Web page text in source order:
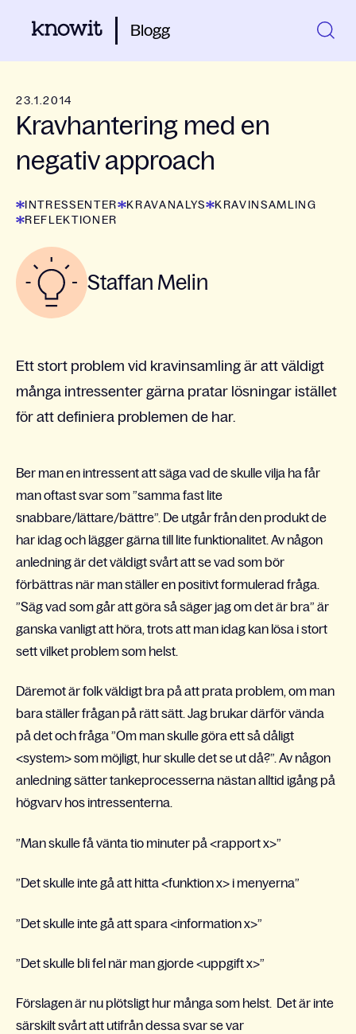
Blogg
23.1.2014
Kravhantering med en
negativ approach
INTRESSENTER KRAVANALYS
KRAVINSAMLING
REFLEKTIONER
Staffan Melin
Ett stort problem vid kravinsamling är att väldigt
många intressenter gärna pratar lösningar istället
för att definiera problemen de har.
Ber man en intressent att säga vad de skulle vilja ha får
man oftast svar som ”samma fast lite
snabbare/lättare/bättre”. De utgår från den produkt de
har idag och lägger gärna till lite funktionalitet. Av någon
anledning är det väldigt svårt att se vad som bör
förbättras när man ställer en positivt formulerad fråga.
”Säg vad som går att göra så säger jag om det är bra” är
ganska vanligt att höra, trots att man idag kan lösa i stort
sett vilket problem som helst.
Däremot är folk väldigt bra på att prata problem, om man
bara ställer frågan på rätt sätt. Jag brukar därför vända
på det och fråga ”Om man skulle göra ett så dåligt
<system> som möjligt, hur skulle det se ut då?”. Av någon
anledning sätter tankeprocesserna nästan alltid igång på
högvarv hos intressenterna.
”Man skulle få vänta tio minuter på <rapport x>”
”Det skulle inte gå att hitta <funktion x> i menyerna”
”Det skulle inte gå att spara <information x>”
”Det skulle bli fel när man gjorde <uppgift x>”
Förslagen är nu plötsligt hur många som helst. Det är inte
särskilt svårt att utifrån dessa svar se var